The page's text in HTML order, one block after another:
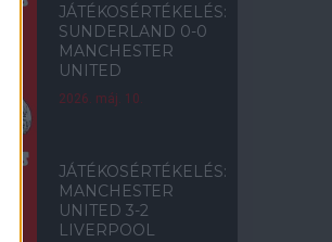
JÁTÉKOSÉRTÉKELÉS:
SUNDERLAND 0-0
MANCHESTER
UNITED
2026. máj. 10.
JÁTÉKOSÉRTÉKELÉS:
MANCHESTER
UNITED 3-2
LIVERPOOL